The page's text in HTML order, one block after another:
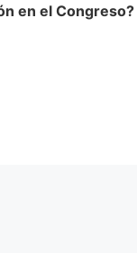
en el Congreso?